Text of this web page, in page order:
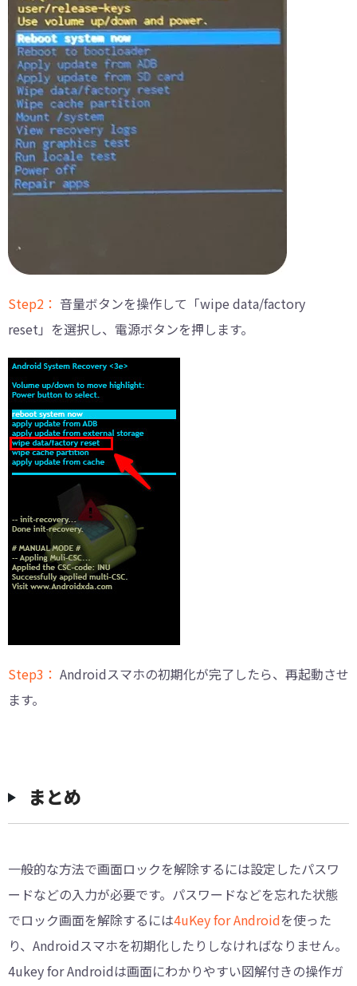
Step2： 音量ボタンを操作して「wipe data/factory
reset」を選択し、電源ボタンを押します。
Step3： Androidスマホの初期化が完了したら、再起動させ
ます。
まとめ
一般的な方法で画面ロックを解除するには設定したパスワ
ードなどの入力が必要です。パスワードなどを忘れた状態
でロック画面を解除するには4uKey for Androidを使った
り、Androidスマホを初期化したりしなければなりません。
4ukey for Androidは画面にわかりやすい図解付きの操作ガ